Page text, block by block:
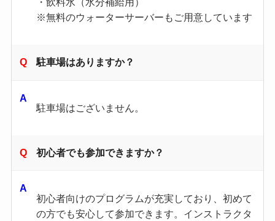
※無料のウォーターサーバーもご用意しています
駐車場はありますか？
駐車場はございません。
初心者でも参加できますか？
初心者向けのプログラムが充実しており、初めて
の方でも安心して参加できます。​インストラクタ